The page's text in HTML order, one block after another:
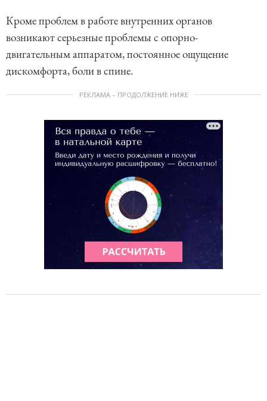
Кроме проблем в работе внутренних органов
возникают серьезные проблемы с опорно-
двигательным аппаратом, постоянное ощущение
дискомфорта, боли в спине.
РЕКЛАМА – ПРОДОЛЖЕНИЕ НИЖЕ